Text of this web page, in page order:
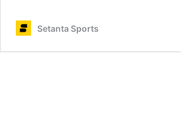
Setanta Sports